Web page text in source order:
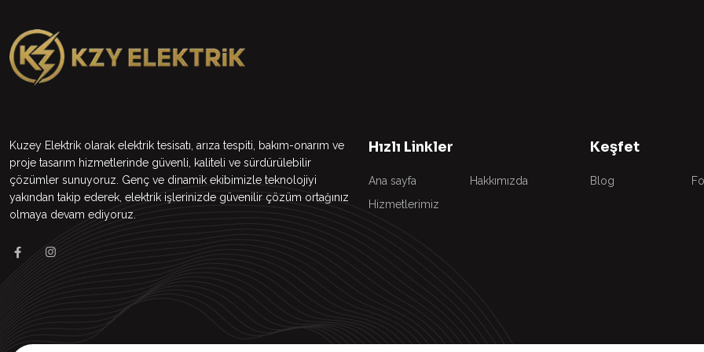
Kuzey Elektrik olarak elektrik tesisatı, arıza tespiti, bakım-onarım ve
proje tasarım hizmetlerinde güvenli, kaliteli ve sürdürülebilir
çözümler sunuyoruz. Genç ve dinamik ekibimizle teknolojiyi
yakından takip ederek, elektrik işlerinizde güvenilir çözüm ortağınız
olmaya devam ediyoruz.
Hızlı Linkler
Ana sayfa
Hakkımızda
Hizmetlerimiz
Keşfet
Blog